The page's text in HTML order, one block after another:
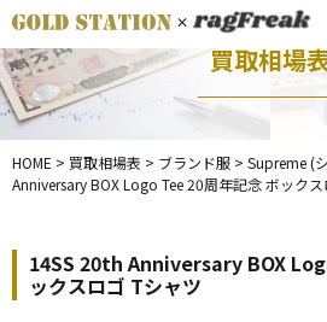
買取相場
HOME > 買取相場表 > ブランド服 > Supreme (
Anniversary BOX Logo Tee 20周年記念 ボック
14SS 20th Anniversary BOX
ックスロゴ Tシャツ